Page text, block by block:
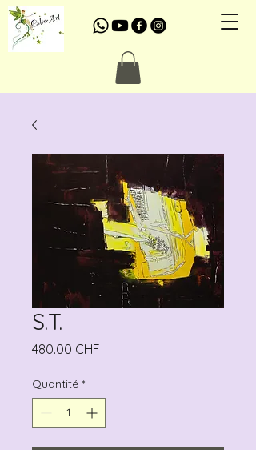
S.T.
480.00 CHF
Quantité *